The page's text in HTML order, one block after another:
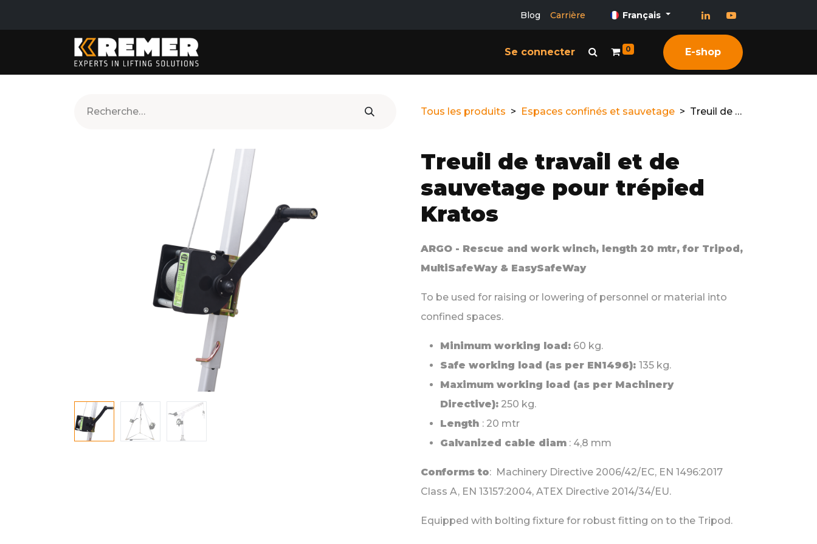
Blog Carrière Français
Se connecter 0 E-shop
Tous les produits Espaces confinés et sauvetage Treuil de travail et de sauvetage pour trépied Kratos
Treuil de travail et de
sauvetage pour trépied
Kratos
ARGO - Rescue and work winch, length 20 mtr, for Tripod,
MultiSafeWay & EasySafeWay
To be used for raising or lowering of personnel or material into
confined spaces.
Minimum working load: 60 kg.
Safe working load (as per EN1496): 135 kg.
Maximum working load (as per Machinery
Directive): 250 kg.
Length : 20 mtr
Galvanized cable diam : 4,8 mm
Conforms to: Machinery Directive 2006/42/EC, EN 1496:2017
Class A, EN 13157:2004, ATEX Directive 2014/34/EU.
Equipped with bolting fixture for robust fitting on to the Tripod.